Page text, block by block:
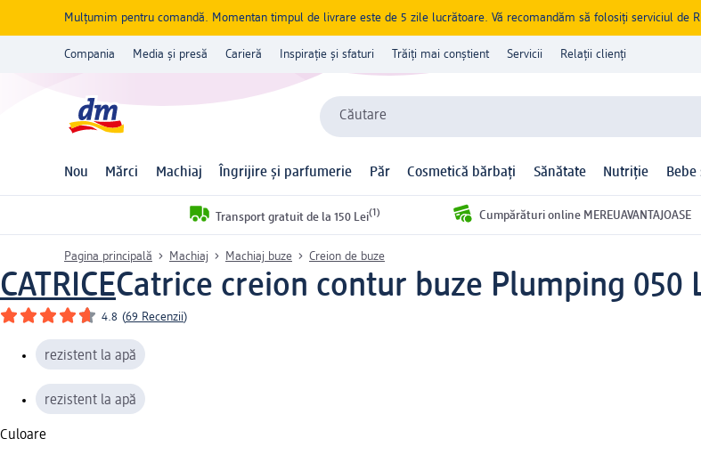
Mulțumim pentru comandă. Momentan timpul de livrare este de 5 zile lucrătoare. Vă recomandăm să folosiți serviciul de
Compania Media și presă Carieră Inspirație și sfaturi Trăiți mai conștient Servicii Relații clienți
Căutare
Nou Mărci Machiaj Îngrijire și parfumerie Păr Cosmetică bărbați Sănătate Nutriție Bebe
Transport gratuit de la 150 Lei(1) Cumpărături online MEREUAVANTAJOASE
Pagina principală Machiaj Machiaj buze Creion de buze
CATRICECatrice creion contur buze Plumping 050
4.8 (69 Recenzii)
rezistent la apă
rezistent la apă
Culoare